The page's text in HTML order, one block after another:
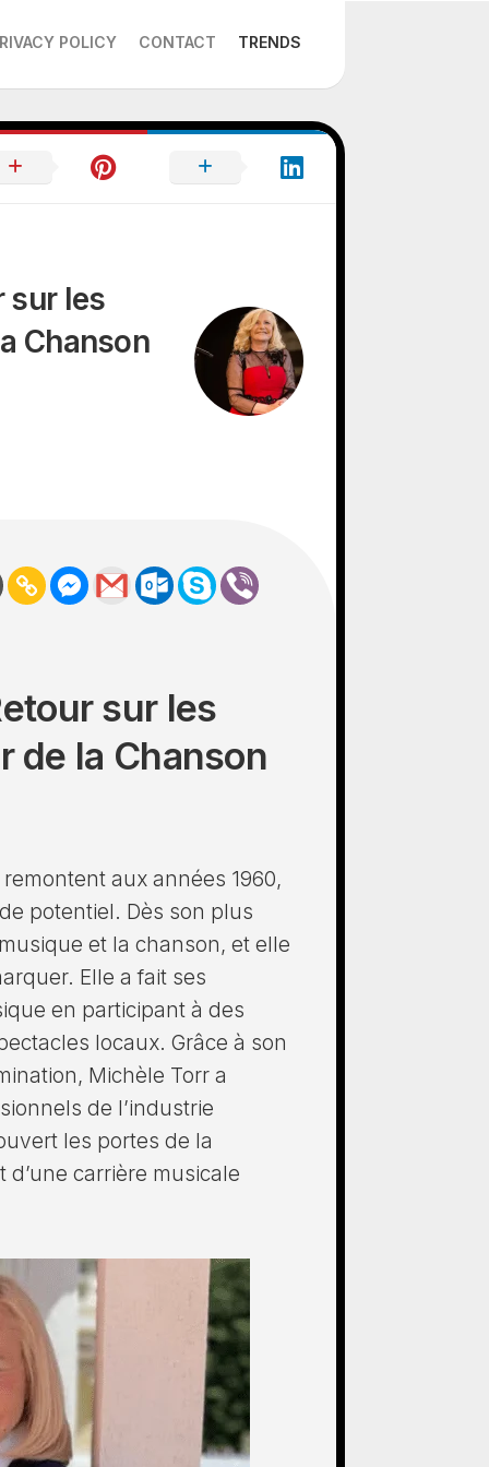
POLICY CONTACT TRENDS
sur les
Chanson
sur les
de la Chanson
aux années 1960,
potentiel. Dès son plus
et la chanson, et elle
Elle a fait ses
en participant à des
locaux. Grâce à son
Michèle Torr a
de l’industrie
les portes de la
carrière musicale